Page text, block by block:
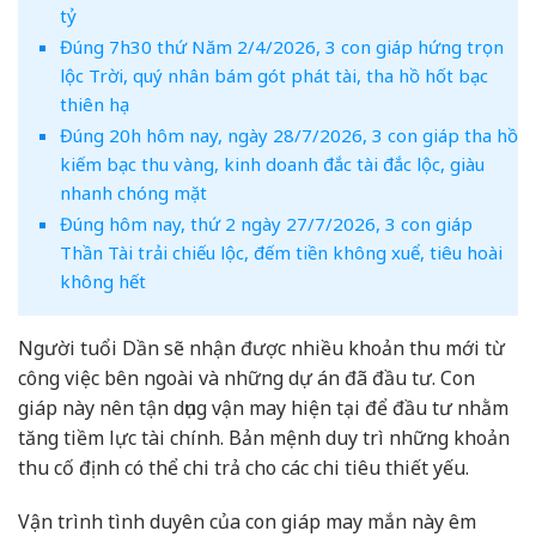
tỷ
Đúng 7h30 thứ Năm 2/4/2026, 3 con giáp hứng trọn
lộc Trời, quý nhân bám gót phát tài, tha hồ hốt bạc
thiên hạ
Đúng 20h hôm nay, ngày 28/7/2026, 3 con giáp tha hồ
kiếm bạc thu vàng, kinh doanh đắc tài đắc lộc, giàu
nhanh chóng mặt
Đúng hôm nay, thứ 2 ngày 27/7/2026, 3 con giáp
Thần Tài trải chiếu lộc, đếm tiền không xuể, tiêu hoài
không hết
Người tuổi Dần sẽ nhận được nhiều khoản thu mới từ
công việc bên ngoài và những dự án đã đầu tư. Con
giáp này nên tận dụng vận may hiện tại để đầu tư nhằm
tăng tiềm lực tài chính. Bản mệnh duy trì những khoản
thu cố định có thể chi trả cho các chi tiêu thiết yếu.
Vận trình tình duyên của con giáp may mắn này êm